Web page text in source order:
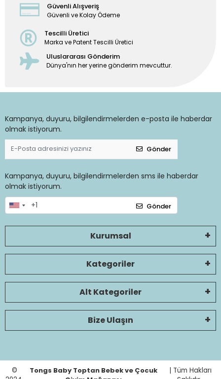
Güvenli Alışveriş
Güvenli ve Kolay Ödeme
Tescilli Üretici
Marka ve Patent Tescilli Üretici
Uluslararası Gönderim
Dünya'nın her yerine gönderim mevcuttur.
Kampanya, duyuru, bilgilendirmelerden e-posta ile haberdar
olmak istiyorum.
Gönder
Kampanya, duyuru, bilgilendirmelerden sms ile haberdar
olmak istiyorum.
Gönder
Kurumsal
Kategoriler
Alt Kategoriler
Bize Ulaşın
©
Tongs Baby Toptan Bebek ve Çocuk
| Tüm Hakları